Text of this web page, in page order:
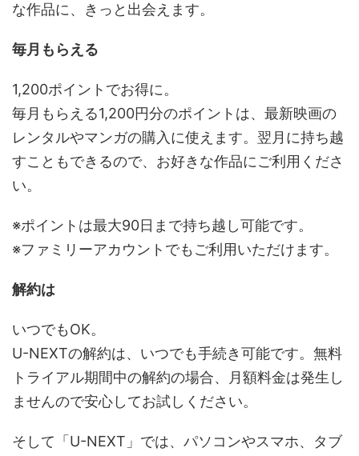
な作品に、きっと出会えます。
毎月もらえる
1,200ポイントでお得に。
毎月もらえる1,200円分のポイントは、最新映画の
レンタルやマンガの購入に使えます。翌月に持ち越
すこともできるので、お好きな作品にご利用くださ
い。
※ポイントは最大90日まで持ち越し可能です。
※ファミリーアカウントでもご利用いただけます。
解約は
いつでもOK。
U-NEXTの解約は、いつでも手続き可能です。無料
トライアル期間中の解約の場合、月額料金は発生し
ませんので安心してお試しください。
そして「U-NEXT」では、パソコンやスマホ、タブ